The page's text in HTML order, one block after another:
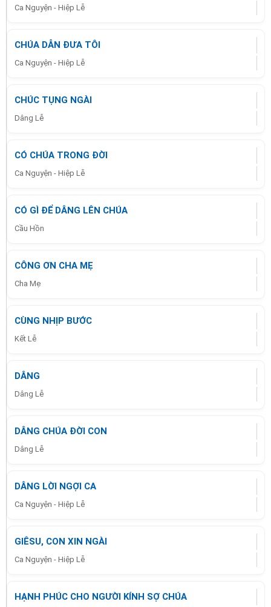
Ca Nguyện - Hiệp Lễ
CHÚA DẪN ĐƯA TÔI
Ca Nguyện - Hiệp Lễ
CHÚC TỤNG NGÀI
Dâng Lễ
CÓ CHÚA TRONG ĐỜI
Ca Nguyện - Hiệp Lễ
CÓ GÌ ĐỂ DÂNG LÊN CHÚA
Cầu Hồn
CÔNG ƠN CHA MẸ
Cha Mẹ
CÙNG NHỊP BƯỚC
Kết Lễ
DÂNG
Dâng Lễ
DÂNG CHÚA ĐỜI CON
Dâng Lễ
DÂNG LỜI NGỢI CA
Ca Nguyện - Hiệp Lễ
GIÊSU, CON XIN NGÀI
Ca Nguyện - Hiệp Lễ
HẠNH PHÚC CHO NGƯỜI KÍNH SỢ CHÚA